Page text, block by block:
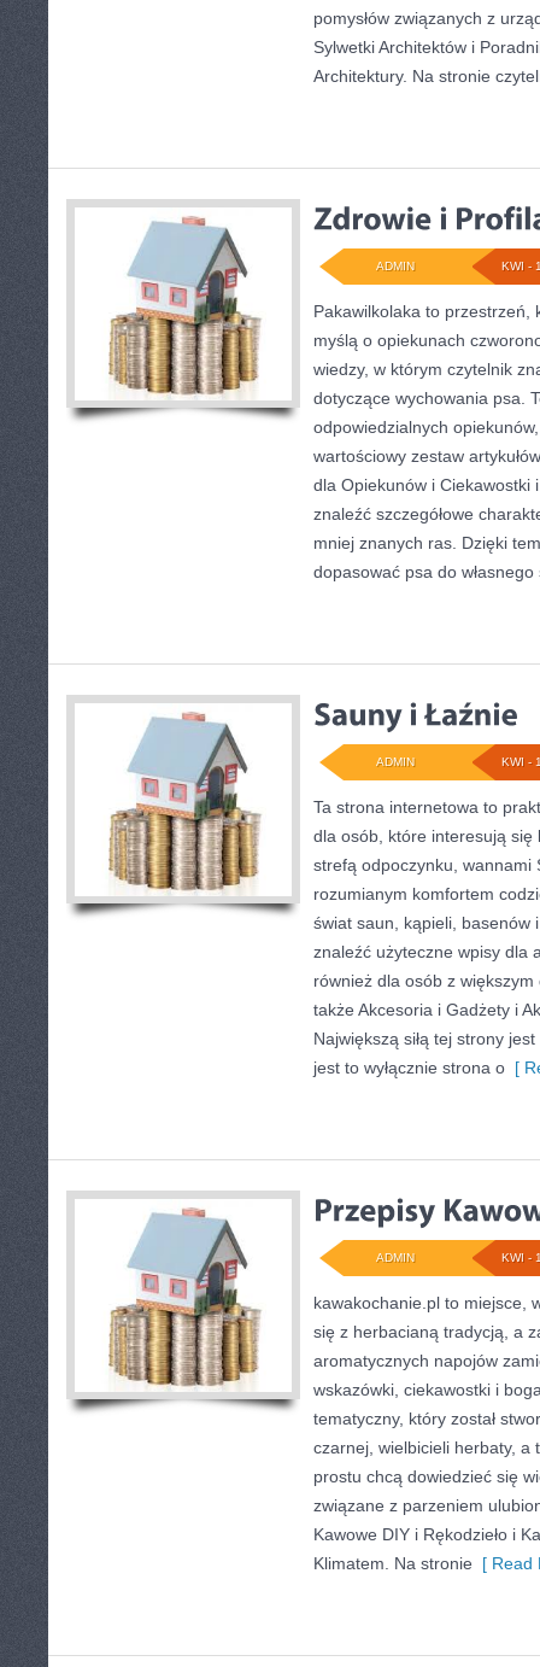
pomysłów związanych z
Sylwetki Architektów i
Architektury. Na stronie
KWI -
ADMIN
Pakawilkolaka to przestrzeń,
myślą o opiekunach
wiedzy, w którym czytelnik
dotyczące wychowania psa.
odpowiedzialnych
wartościowy zestaw
dla Opiekunów i Ciekawostki
znaleźć szczegółowe
mniej znanych ras. Dzięki
dopasować psa do własnego
KWI -
ADMIN
Ta strona internetowa to
dla osób, które interesują
strefą odpoczynku, wannami
rozumianym komfortem
świat saun, kąpieli, basenów
znaleźć użyteczne wpisy dla
również dla osób z
także Akcesoria i Gadżety i
Największą siłą tej strony
jest to wyłącznie strona o [
KWI -
ADMIN
kawakochanie.pl to miejsce,
się z herbacianą tradycją, a
aromatycznych napojów
wskazówki, ciekawostki i
tematyczny, który został
czarnej, wielbicieli herbaty, a
prostu chcą dowiedzieć się
związane z parzeniem
Kawowe DIY i Rękodzieło i
Klimatem. Na stronie [ Read